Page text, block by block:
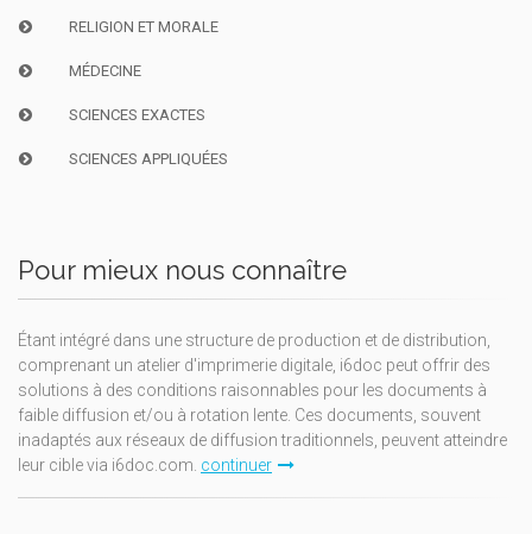
RELIGION ET MORALE
MÉDECINE
SCIENCES EXACTES
SCIENCES APPLIQUÉES
Pour mieux nous connaître
Étant intégré dans une structure de production et de distribution,
comprenant un atelier d'imprimerie digitale, i6doc peut offrir des
solutions à des conditions raisonnables pour les documents à
faible diffusion et/ou à rotation lente. Ces documents, souvent
inadaptés aux réseaux de diffusion traditionnels, peuvent atteindre
leur cible via i6doc.com. continuer